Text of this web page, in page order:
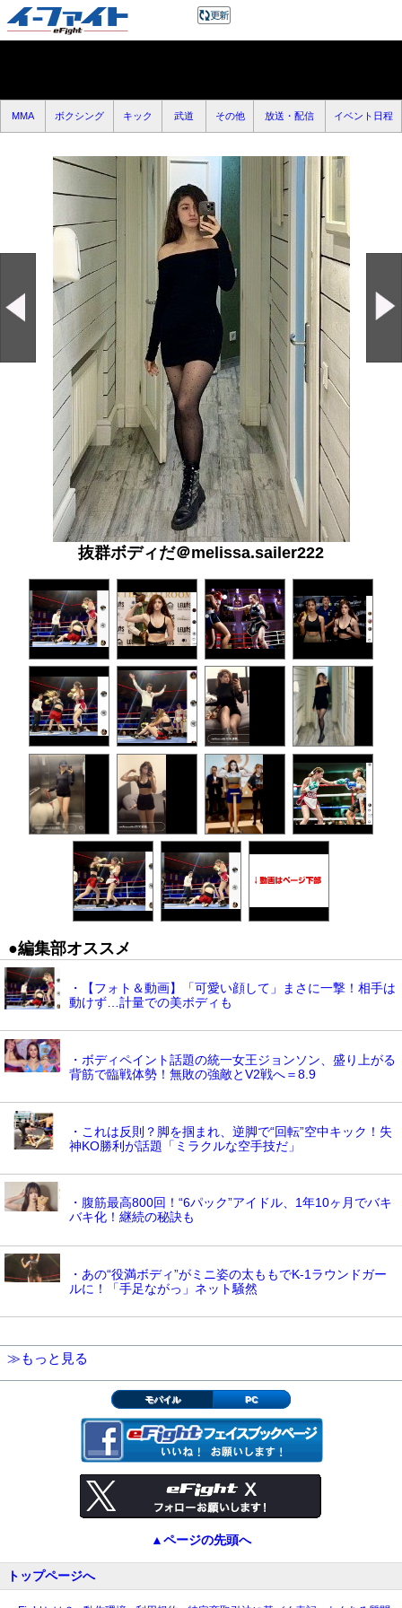
MMA ボクシング キック 武道 その他 放送・配信 イベント日程
抜群ボディだ＠melissa.sailer222
●編集部オススメ
・【フォト＆動画】「可愛い顔して」まさに一撃！相手は
動けず…計量での美ボディも
・ボディペイント話題の統一女王ジョンソン、盛り上がる
背筋で臨戦体勢！無敗の強敵とV2戦へ＝8.9
・これは反則？脚を掴まれ、逆脚で“回転”空中キック！失
神KO勝利が話題「ミラクルな空手技だ」
・腹筋最高800回！“6パック”アイドル、1年10ヶ月でバキ
バキ化！継続の秘訣も
・あの“役満ボディ”がミニ姿の太ももでK-1ラウンドガー
ルに！「手足ながっ」ネット騒然
≫もっと見る
モバイル PC
▲ページの先頭へ
トップページへ